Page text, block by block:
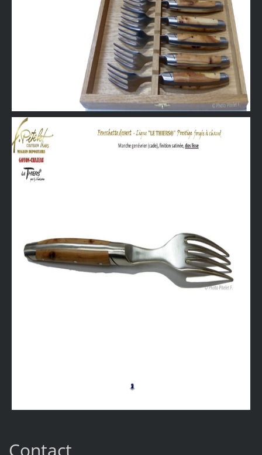
Contact